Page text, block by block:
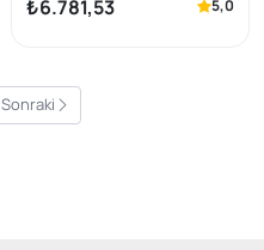
₺6.781,53 5,0
Sonraki